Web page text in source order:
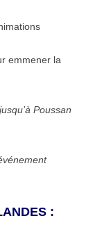
emmener la
Poussan
: